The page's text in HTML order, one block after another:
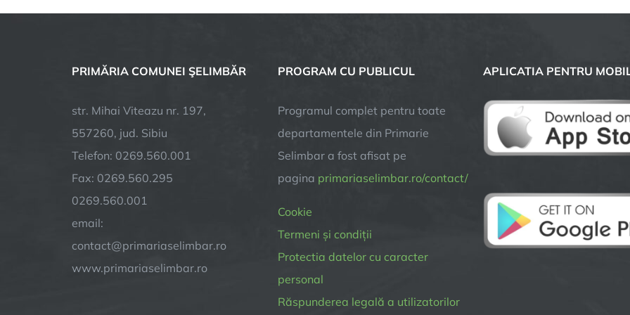
Locuitorii
rugați
evite
zonele
tratate,
între
orele
03:00
PRIMĂRIA COMUNEI ŞELIMBĂR
str. Mihai Viteazu nr. 197,
557260, jud. Sibiu
Telefon: 0269.560.001
Fax: 0269.560.295
0269.560.001
email:
contact@primariaselimbar.ro
www.primariaselimbar.ro
PROGRAM CU PUBLICUL
Programul complet pentru toate
departamentele din Primarie
Selimbar a fost afisat pe
pagina primariaselimbar.ro/contact/
Cookie
Termeni și condiții
Protectia datelor cu caracter
personal
Răspunderea legală a utilizatorilor
APLICATIA PENTRU